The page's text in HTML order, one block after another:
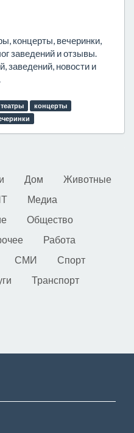
концерты, вечеринки,
заведений и отзывы.
заведений, новости и
театры
концерты
Дом
Животные
Медиа
Общество
Работа
СМИ
Спорт
Транспорт